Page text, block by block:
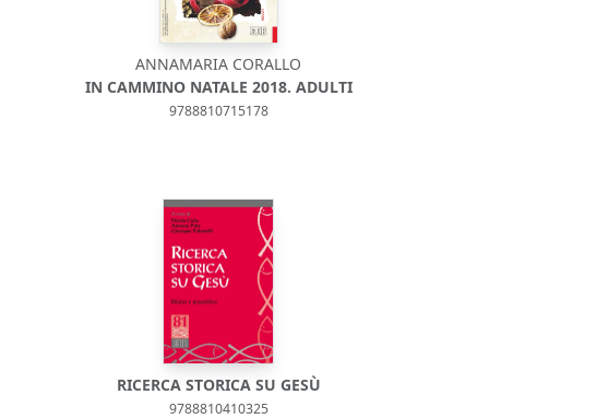
ANNAMARIA CORALLO
IN CAMMINO NATALE 2018. ADULTI
9788810715178
RICERCA STORICA SU GESÙ
9788810410325